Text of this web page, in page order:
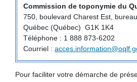
Commission de toponymie du
750, boulevard Charest Est,
Québec (Québec) G1K 1K4
Téléphone : 1 888 873-6202
Courriel :
Pour faciliter votre démarche de